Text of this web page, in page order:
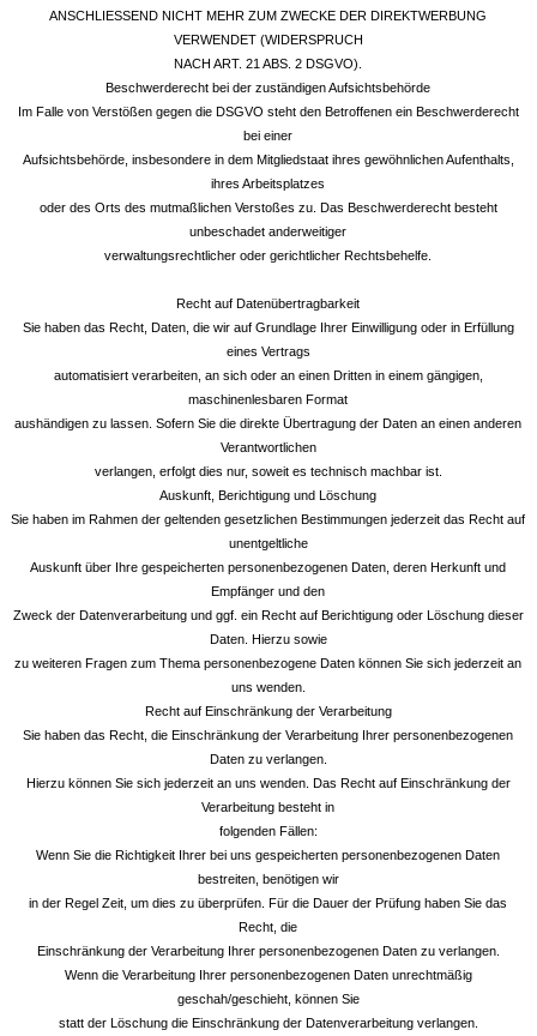
ANSCHLIESSEND NICHT MEHR ZUM ZWECKE DER DIREKTWERBUNG
VERWENDET (WIDERSPRUCH
NACH ART. 21 ABS. 2 DSGVO).
Beschwerderecht bei der zuständigen Aufsichtsbehörde
Im Falle von Verstößen gegen die DSGVO steht den Betroffenen ein Beschwerderecht
bei einer
Aufsichtsbehörde, insbesondere in dem Mitgliedstaat ihres gewöhnlichen Aufenthalts,
ihres Arbeitsplatzes
oder des Orts des mutmaßlichen Verstoßes zu. Das Beschwerderecht besteht
unbeschadet anderweitiger
verwaltungsrechtlicher oder gerichtlicher Rechtsbehelfe.
Recht auf Datenübertragbarkeit
Sie haben das Recht, Daten, die wir auf Grundlage Ihrer Einwilligung oder in Erfüllung
eines Vertrags
automatisiert verarbeiten, an sich oder an einen Dritten in einem gängigen,
maschinenlesbaren Format
aushändigen zu lassen. Sofern Sie die direkte Übertragung der Daten an einen anderen
Verantwortlichen
verlangen, erfolgt dies nur, soweit es technisch machbar ist.
Auskunft, Berichtigung und Löschung
Sie haben im Rahmen der geltenden gesetzlichen Bestimmungen jederzeit das Recht auf
unentgeltliche
Auskunft über Ihre gespeicherten personenbezogenen Daten, deren Herkunft und
Empfänger und den
Zweck der Datenverarbeitung und ggf. ein Recht auf Berichtigung oder Löschung dieser
Daten. Hierzu sowie
zu weiteren Fragen zum Thema personenbezogene Daten können Sie sich jederzeit an
uns wenden.
Recht auf Einschränkung der Verarbeitung
Sie haben das Recht, die Einschränkung der Verarbeitung Ihrer personenbezogenen
Daten zu verlangen.
Hierzu können Sie sich jederzeit an uns wenden. Das Recht auf Einschränkung der
Verarbeitung besteht in
folgenden Fällen:
Wenn Sie die Richtigkeit Ihrer bei uns gespeicherten personenbezogenen Daten
bestreiten, benötigen wir
in der Regel Zeit, um dies zu überprüfen. Für die Dauer der Prüfung haben Sie das
Recht, die
Einschränkung der Verarbeitung Ihrer personenbezogenen Daten zu verlangen.
Wenn die Verarbeitung Ihrer personenbezogenen Daten unrechtmäßig
geschah/geschieht, können Sie
statt der Löschung die Einschränkung der Datenverarbeitung verlangen.